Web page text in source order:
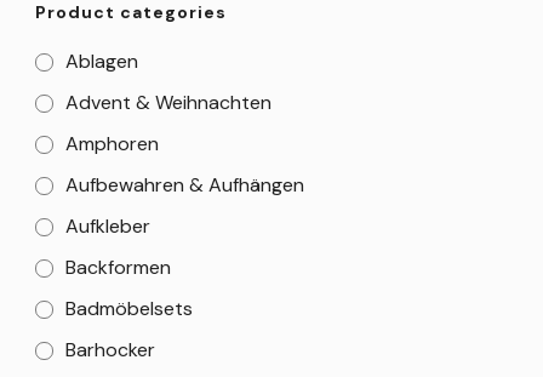
Product categories
Ablagen
Advent & Weihnachten
Amphoren
Aufbewahren & Aufhängen
Aufkleber
Backformen
Badmöbelsets
Barhocker